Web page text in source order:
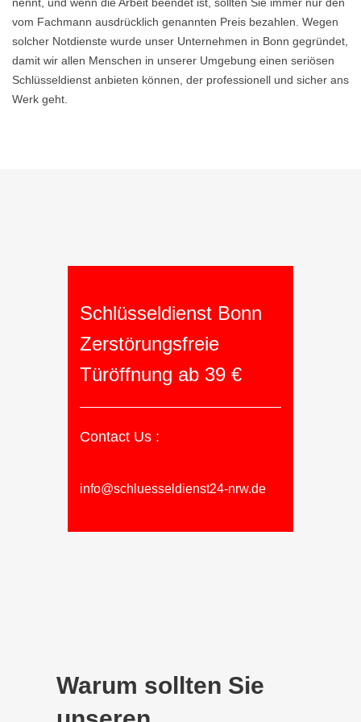
vom Fachmann ausdrücklich genannten Preis bezahlen. Wegen
solcher Notdienste wurde unser Unternehmen in Bonn gegründet,
damit wir allen Menschen in unserer Umgebung einen seriösen
Schlüsseldienst anbieten können, der professionell und sicher ans
Werk geht.
Schlüsseldienst Bonn
Zerstörungsfreie
Türöffnung ab 39 €
Contact Us :
info@schluesseldienst24-nrw.de
Warum sollten Sie